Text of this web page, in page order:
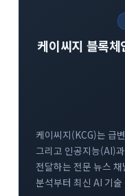
케이씨지 블록
케이씨지(KCG)는 급
그리고 인공지능(AI)
전달하는 전문 뉴스
분석부터 최신 AI 기